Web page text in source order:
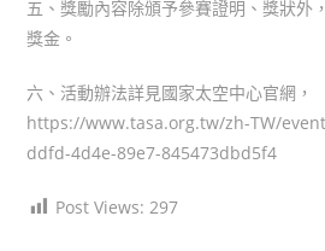
五、獎勵內容除頒予參賽證明、獎狀外
獎金。
六、活動辦法詳見國家太空中心官網，
https://www.tasa.org.tw/zh-TW/
ddfd-4d4e-89e7-845473dbd5f4
Post Views: 297